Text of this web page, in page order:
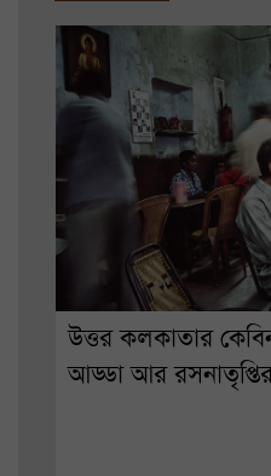
উত্তর কলকাতার
আড্ডা আর